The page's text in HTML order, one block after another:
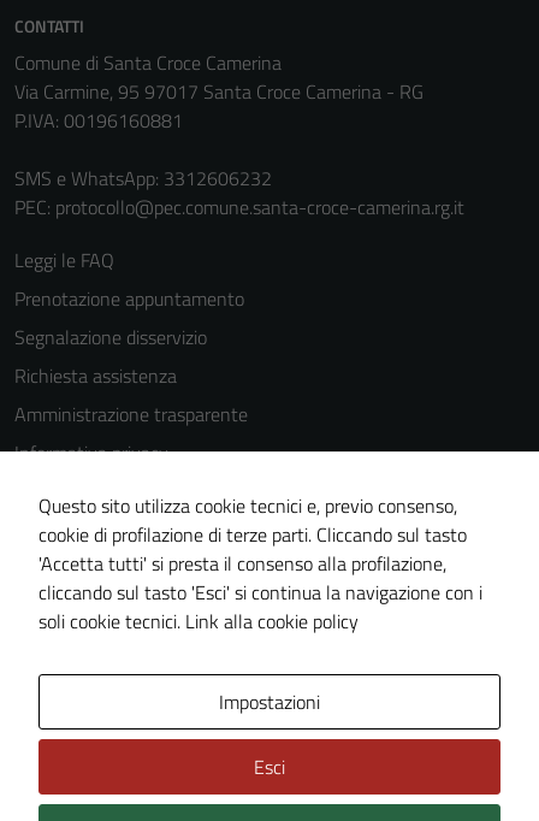
CONTATTI
Comune di Santa Croce Camerina
Via Carmine, 95 97017 Santa Croce Camerina - RG
P.IVA: 00196160881
SMS e WhatsApp: 3312606232
PEC: protocollo@pec.comune.santa-croce-camerina.rg.it
Leggi le FAQ
Prenotazione appuntamento
Segnalazione disservizio
Richiesta assistenza
Amministrazione trasparente
Informativa privacy
Cookie Policy
Note legali
Dichiarazione di accessibilità
Piano di miglioramento del sito
Questo sito utilizza cookie tecnici e, previo consenso,
cookie di profilazione di terze parti. Cliccando sul tasto
'Accetta tutti' si presta il consenso alla profilazione,
cliccando sul tasto 'Esci' si continua la navigazione con i
soli cookie tecnici. Link alla cookie policy
Impostazioni
Esci
non raccolgono
dettagli) e
possono
essere
utilizzati
anche per la
profilazione.
La
disabilitazione
di questi